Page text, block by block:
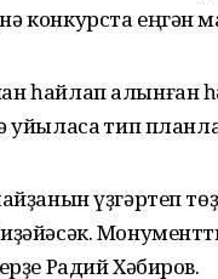
конкурста еңгән
һайлап алынған
тип
үҙгәртеп
Радий Хәбиров.